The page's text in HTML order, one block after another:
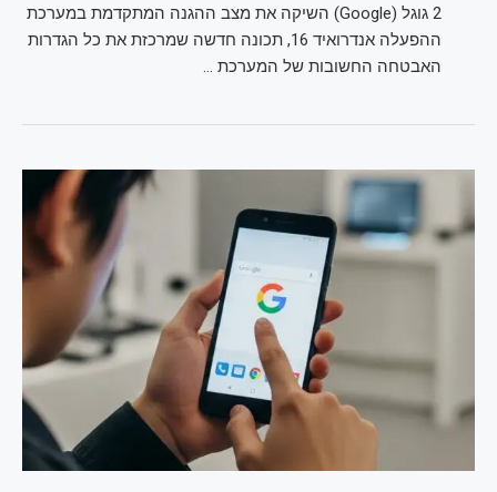
2 גוגל (Google) השיקה את מצב ההגנה המתקדמת במערכת
ההפעלה אנדרואיד 16, תכונה חדשה שמרכזת את כל הגדרות
האבטחה החשובות של המערכת …